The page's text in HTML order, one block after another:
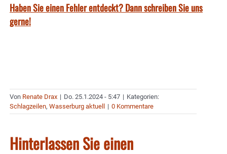
Haben Sie einen Fehler entdeckt? Dann schreiben Sie uns
gerne!
Von Renate Drax | Do. 25.1.2024 - 5:47 | Kategorien:
Schlagzeilen, Wasserburg aktuell | 0 Kommentare
Hinterlassen Sie einen